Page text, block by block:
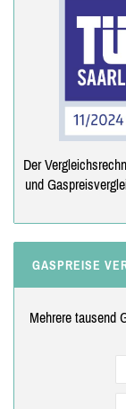
Der
und
GASPREISE
Mehrere tausend